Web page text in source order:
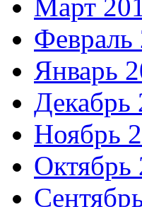
Март
Февраль
Январь
Декабрь
Ноябрь
Октябрь